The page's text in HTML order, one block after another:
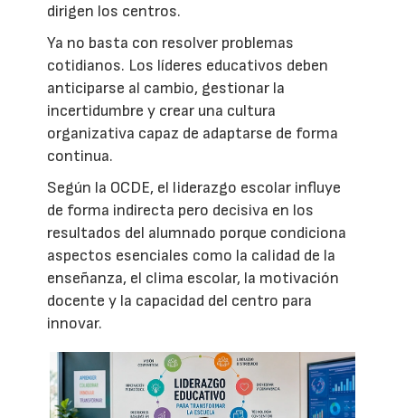
dirigen los centros.
Ya no basta con resolver problemas
cotidianos. Los líderes educativos deben
anticiparse al cambio, gestionar la
incertidumbre y crear una cultura
organizativa capaz de adaptarse de forma
continua.
Según la OCDE, el liderazgo escolar influye
de forma indirecta pero decisiva en los
resultados del alumnado porque condiciona
aspectos esenciales como la calidad de la
enseñanza, el clima escolar, la motivación
docente y la capacidad del centro para
innovar.